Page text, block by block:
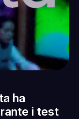
ha
i test